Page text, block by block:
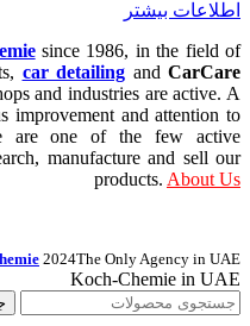
اطلاعات بیشتر
since 1986, in the field of
car detailing and CarCare
and industries are active. A
improvement and attention to
are one of the few active
manufacture and sell our
products. About Us
2024The Only Agency in UAE
Koch-Chemie in UAE